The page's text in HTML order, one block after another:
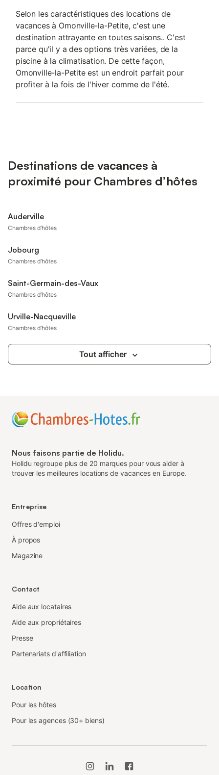
Selon les caractéristiques des locations de
vacances à Omonville-la-Petite, c'est une
destination attrayante en toutes saisons.. C'est
parce qu'il y a des options très variées, de la
piscine à la climatisation. De cette façon,
Omonville-la-Petite est un endroit parfait pour
profiter à la fois de l'hiver comme de l'été.
Destinations de vacances à
proximité pour Chambres d’hôtes
Auderville
Chambres d’hôtes
Jobourg
Chambres d’hôtes
Saint-Germain-des-Vaux
Chambres d’hôtes
Urville-Nacqueville
Chambres d’hôtes
Tout afficher
Nous faisons partie de Holidu.
Holidu regroupe plus de 20 marques pour vous aider à
trouver les meilleures locations de vacances en Europe.
Entreprise
Offres d'emploi
À propos
Magazine
Contact
Aide aux locataires
Aide aux propriétaires
Presse
Partenariats d'affiliation
Location
Pour les hôtes
Pour les agences (30+ biens)